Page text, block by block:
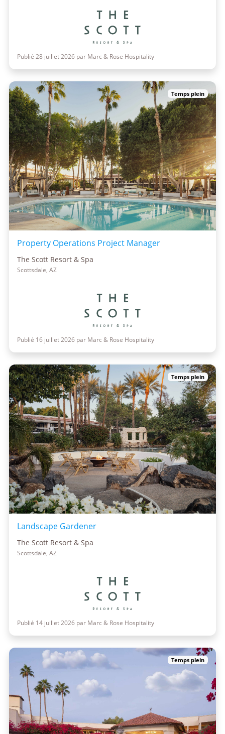
Publié 28 juillet 2026 par Marc & Rose Hospitality
Temps plein
Property Operations Project Manager
The Scott Resort & Spa
Scottsdale, AZ
Publié 16 juillet 2026 par Marc & Rose Hospitality
Temps plein
Landscape Gardener
The Scott Resort & Spa
Scottsdale, AZ
Publié 14 juillet 2026 par Marc & Rose Hospitality
Temps plein